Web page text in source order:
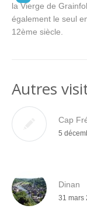
la Vierge de
également le seul
12ème siècle.
Autres
Cap
5
Dinan
31 mars